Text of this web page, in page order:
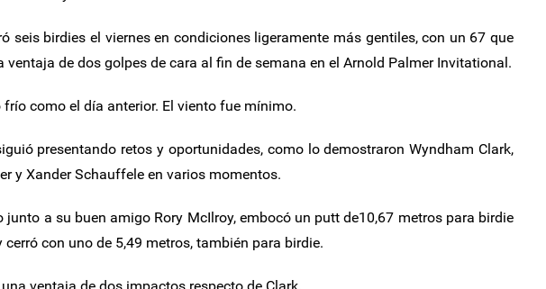
seis birdies el viernes en condiciones ligeramente más gentiles, con un 67 que
ventaja de dos golpes de cara al fin de semana en el Arnold Palmer Invitational.
como el día anterior. El viento fue mínimo.
presentando retos y oportunidades, como lo demostraron Wyndham Clark,
y Xander Schauffele en varios momentos.
junto a su buen amigo Rory McIlroy, embocó un putt de10,67 metros para birdie
cerró con uno de 5,49 metros, también para birdie.